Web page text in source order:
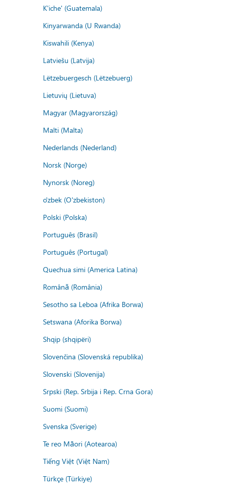
K'iche' (Guatemala)
Kinyarwanda (U Rwanda)
Kiswahili (Kenya)
Latviešu (Latvija)
Lëtzebuergesch (Lëtzebuerg)
Lietuvių (Lietuva)
Magyar (Magyarország)
Malti (Malta)
Nederlands (Nederland)
Norsk (Norge)
Nynorsk (Noreg)
o'zbek (O'zbekiston)
Polski (Polska)
Português (Brasil)
Português (Portugal)
Quechua simi (America Latina)
Română (România)
Sesotho sa Leboa (Afrika Borwa)
Setswana (Aforika Borwa)
Shqip (shqipëri)
Slovenčina (Slovenská republika)
Slovenski (Slovenija)
Srpski (Rep. Srbija i Rep. Crna Gora)
Suomi (Suomi)
Svenska (Sverige)
Te reo Māori (Aotearoa)
Tiếng Việt (Việt Nam)
Türkçe (Türkiye)